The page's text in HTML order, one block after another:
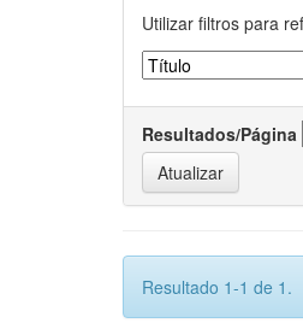
Utilizar filtros para
Resultados/Página
Resultado 1-1 de 1.